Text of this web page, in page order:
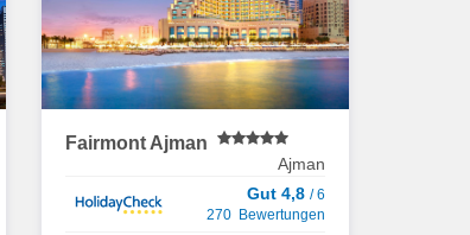
Fairmont Ajman
Ajman
Gut 4,8 / 6
270 Bewertungen